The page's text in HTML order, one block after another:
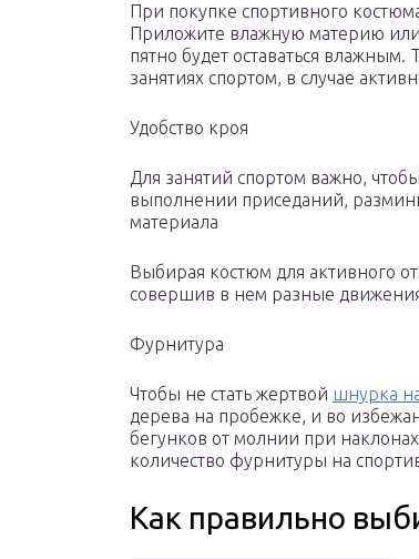
При покупке спортивного
Приложите влажную материю
пятно будет оставаться
занятиях спортом, в случае
Удобство кроя
Для занятий спортом важно,
выполнении приседаний,
материала
Выбирая костюм для активного
совершив в нем разные
Фурнитура
Чтобы не стать жертвой шнурка
дерева на пробежке, и во
бегунков от молнии при
количество фурнитуры на
Как правильно